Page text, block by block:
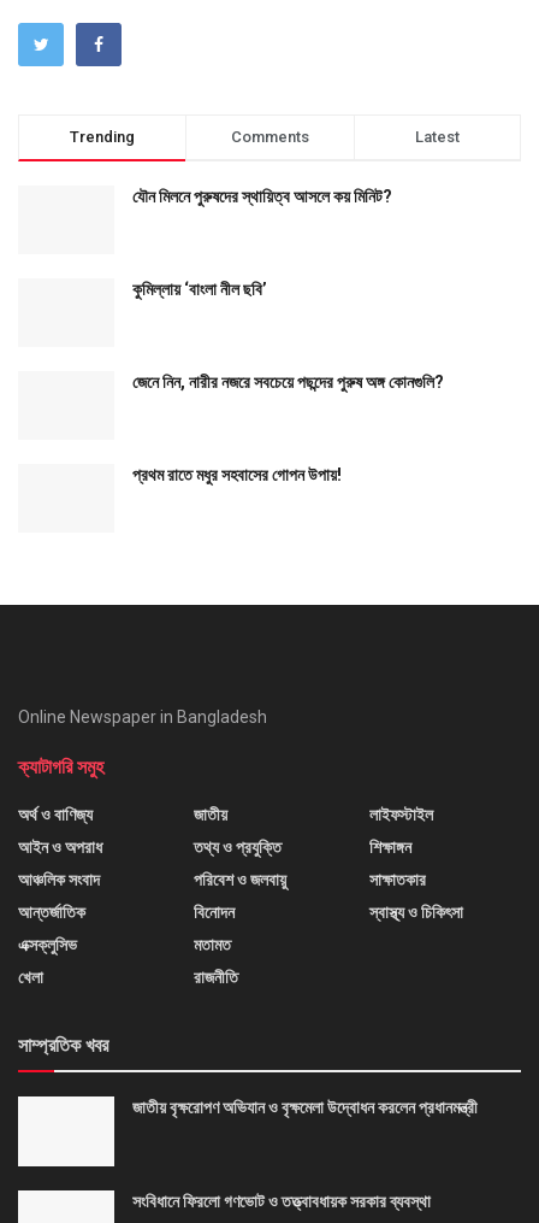
Trending Comments Latest
যৌন মিলনে পুরুষদের স্থায়িত্ব আসলে কয় মিনিট?
কুমিল্লায় ‘বাংলা নীল ছবি’
জেনে নিন, নারীর নজরে সবচেয়ে পছন্দের পুরুষ অঙ্গ কোনগুলি?
প্রথম রাতে মধুর সহবাসের গোপন উপায়!
Online Newspaper in Bangladesh
ক্যাটাগরি সমুহ
অর্থ ও বাণিজ্য
আইন ও অপরাধ
আঞ্চলিক সংবাদ
আন্তর্জাতিক
এক্সক্লুসিভ
খেলা
জাতীয়
তথ্য ও প্রযুক্তি
পরিবেশ ও জলবায়ু
বিনোদন
মতামত
রাজনীতি
লাইফস্টাইল
শিক্ষাঙ্গন
সাক্ষাতকার
স্বাস্থ্য ও চিকিৎসা
সাম্প্রতিক খবর
জাতীয় বৃক্ষরোপণ অভিযান ও বৃক্ষমেলা উদ্বোধন করলেন প্রধানমন্ত্রী
সংবিধানে ফিরলো গণভোট ও তত্ত্বাবধায়ক সরকার ব্যবস্থা